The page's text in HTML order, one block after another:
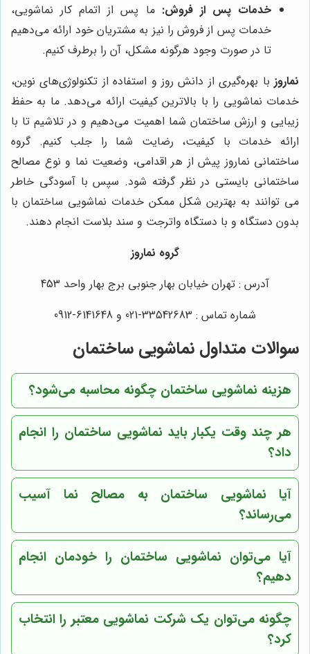
خدمات پس از فروش: ما پس از اتمام کار نماشویی،
خدمات پس از فروش را نیز به مشتریان خود ارائه می‌دهیم
تا در صورت وجود هرگونه مشکل، آن را برطرف کنیم.
نماروز با بهره‌گیری از دانش روز و استفاده از تکنولوژی‌های نوین،
خدمات نماشویی را با بالاترین کیفیت ارائه می‌دهد. ما به حفظ
زیبایی و ارزش ساختمان شما اهمیت می‌دهیم و در تلاشیم تا با
ارائه خدمات با کیفیت، رضایت شما را جلب کنیم. گروه
ساختمانی نماروز پیش از هر اقدامی، وضعیت نما و نوع مصالح
ساختمانی بایستی در نظر گرفته شود. سپس با آسودگی خاطر
می توانند به بهترین شکل ممکن خدمات نماشویی ساختمان با
بدون دستگاه و با دستگاه واترجت و سند بلاست انجام دهند.
گروه نماروز
آدرس : تهران خیابان بهار جنوبی برج بهار واحد 453
شماره تماس : 33542683-021 و 6141648-0912
سوالات متداول نماشویی ساختمان
هزینه نماشویی ساختمان چگونه محاسبه می‌شود؟
هر چند وقت یکبار باید نماشویی ساختمان را انجام
داد؟
آیا نماشویی ساختمان به مصالح نما آسیب
می‌رساند؟
آیا می‌توان نماشویی ساختمان را خودمان انجام
دهیم؟
چگونه می‌توان یک شرکت نماشویی معتبر را انتخاب
کرد؟